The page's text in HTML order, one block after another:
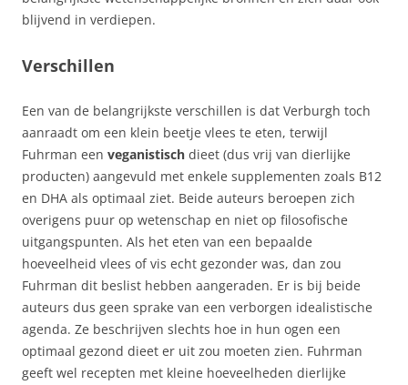
blijvend in verdiepen.
Verschillen
Een van de belangrijkste verschillen is dat Verburgh toch
aanraadt om een klein beetje vlees te eten, terwijl
Fuhrman een veganistisch dieet (dus vrij van dierlijke
producten) aangevuld met enkele supplementen zoals B12
en DHA als optimaal ziet. Beide auteurs beroepen zich
overigens puur op wetenschap en niet op filosofische
uitgangspunten. Als het eten van een bepaalde
hoeveelheid vlees of vis echt gezonder was, dan zou
Fuhrman dit beslist hebben aangeraden. Er is bij beide
auteurs dus geen sprake van een verborgen idealistische
agenda. Ze beschrijven slechts hoe in hun ogen een
optimaal gezond dieet er uit zou moeten zien. Fuhrman
geeft wel recepten met kleine hoeveelheden dierlijke